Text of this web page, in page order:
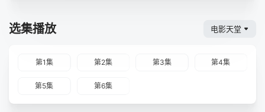
选集播放 电影天堂
第1集 第2集 第3集 第4集
第5集 第6集